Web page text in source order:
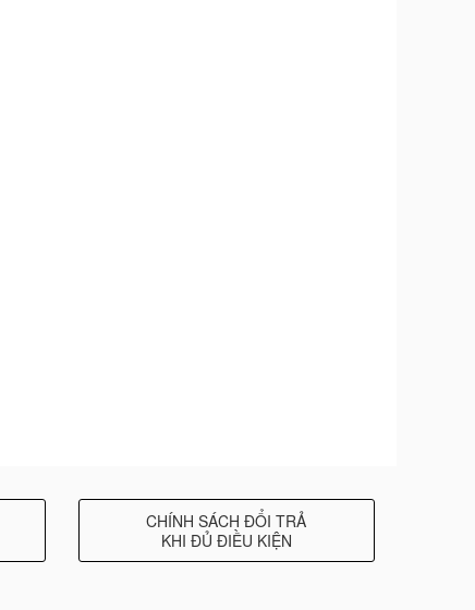
CHÍNH SÁCH ĐỔI TRẢ
KHI ĐỦ ĐIỀU KIỆN